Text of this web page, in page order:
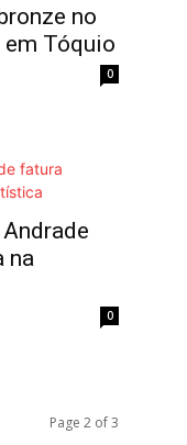
no
em Tóquio
0
na
0
Page 2 of 3